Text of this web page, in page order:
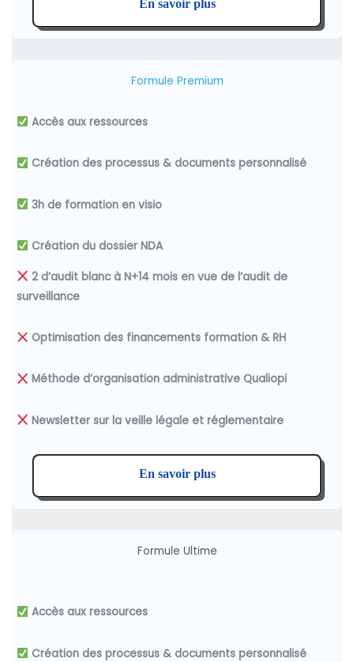
En savoir plus
Formule Premium
Accès aux ressources
Création des processus & documents personnalisé
3h de formation en visio
Création du dossier NDA
2 d’audit blanc à N+14 mois en vue de l’audit de
surveillance
Optimisation des financements formation & RH
Méthode d’organisation administrative Qualiopi
Newsletter sur la veille légale et réglementaire
En savoir plus
Formule Ultime
Accès aux ressources
Création des processus & documents personnalisé